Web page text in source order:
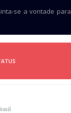
se a vontade para